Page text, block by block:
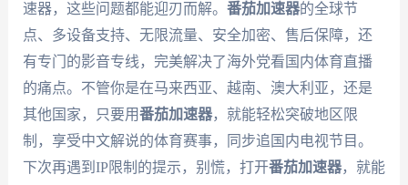
速器，这些问题都能迎刃而解。 番茄加速器的全球节
点、多设备支持、无限流量、安全加密、售后保障，还
有专门的影音专线，完美解决了海外党看国内体育直播
的痛点。不管你是在马来西亚、越南、澳大利亚，还是
其他国家，只要用番茄加速器，就能轻松突破地区限
制，享受中文解说的体育赛事，同步追国内电视节目。
下次再遇到IP限制的提示，别慌，打开番茄加速器，就能